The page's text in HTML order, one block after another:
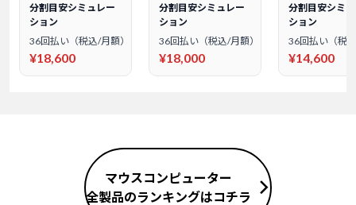
分割目安シミュレー
ション
36回払い（税込/月額）
¥18,600
分割目安シミュレー
ション
36回払い（税込/月額）
¥18,000
分割目安シミ
ション
36回払い（税
¥14,600
マウスコンピューター
全製品のランキングはコチラ